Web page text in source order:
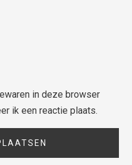
in deze browser
ik een reactie plaats.